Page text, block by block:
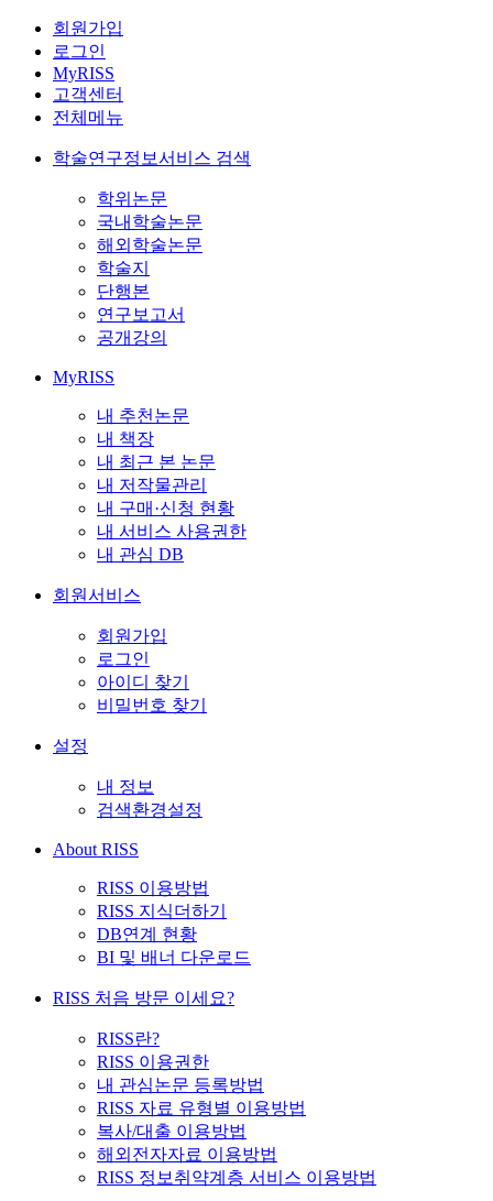
회원가입
로그인
MyRISS
고객센터
전체메뉴
학술연구정보서비스 검색
학위논문
국내학술논문
해외학술논문
학술지
단행본
연구보고서
공개강의
MyRISS
내 추천논문
내 책장
내 최근 본 논문
내 저작물관리
내 구매·신청 현황
내 서비스 사용권한
내 관심 DB
회원서비스
회원가입
로그인
아이디 찾기
비밀번호 찾기
설정
내 정보
검색환경설정
About RISS
RISS 이용방법
RISS 지식더하기
DB연계 현황
BI 및 배너 다운로드
RISS 처음 방문 이세요?
RISS란?
RISS 이용권한
내 관심논문 등록방법
RISS 자료 유형별 이용방법
복사/대출 이용방법
해외전자자료 이용방법
RISS 정보취약계층 서비스 이용방법